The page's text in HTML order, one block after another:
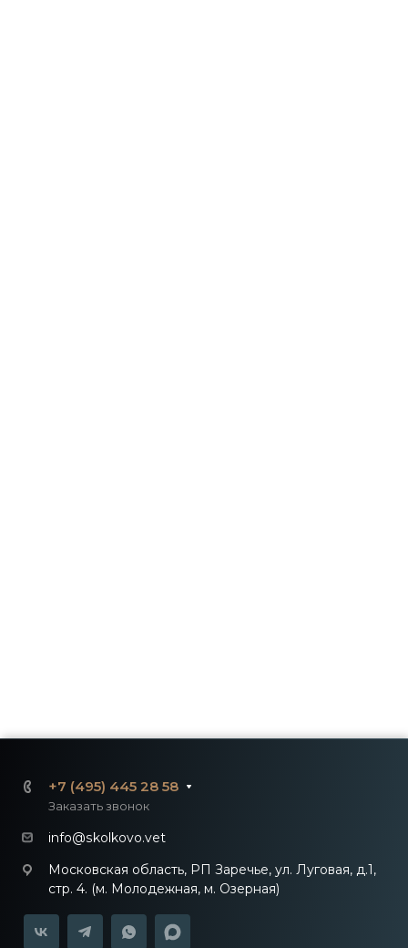
+7 (495) 445 28 58
Заказать звонок
info@skolkovo.vet
Московская область, РП Заречье, ул. Луговая, д.1,
стр. 4. (м. Молодежная, м. Озерная)